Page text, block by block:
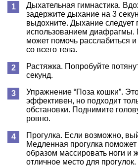
Дыхательная гимнастика.
задержите дыхание на 3
выдохните. Дыхание следует
использованием диафрагмы.
может помочь расслабиться
со всего тела.
Растяжка. Попробуйте
секунд.
Упражнение “Поза кошки”.
эффективен, но подходит
обстановки. Поднимите
ровно.
Прогулка. Если возможно,
Медленная прогулка
образом массировать ноги и
отличное место для прогулок.